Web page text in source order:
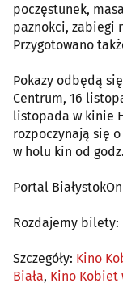
poczęstunek,
paznokci, zabiegi
Przygotowano
Pokazy odbędą
Centrum, 16
listopada w kinie
rozpoczynają się
w holu kin od
Portal
Rozdajemy bilety:
Szczegóły: Kino
Biała, Kino Kobiet